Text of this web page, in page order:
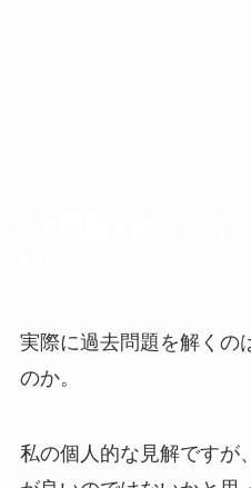
実際に過去問題を解くの
のか。
私の個人的な見解ですが